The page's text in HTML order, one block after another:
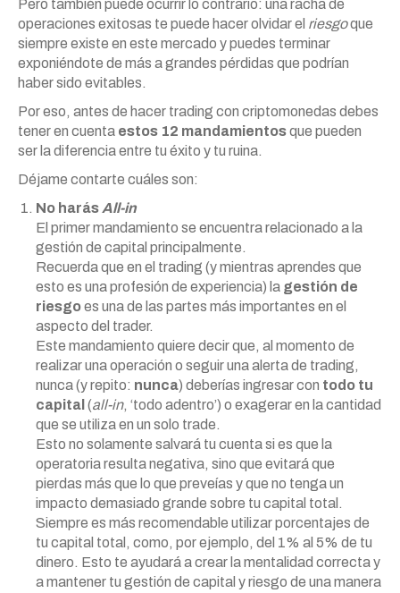
Pero también puede ocurrir lo contrario: una racha de
operaciones exitosas te puede hacer olvidar el riesgoque
siempre existe en este mercado y puedes terminar
exponiéndote de más a grandes pérdidas que podrían
haber sido evitables.
Por eso, antes de hacer trading con criptomonedas debes
tener en cuenta estos 12 mandamientosque pueden
ser la diferencia entre tu éxito y tu ruina.
Déjame contarte cuáles son:
No harás All-in
El primer mandamiento se encuentra relacionado a la
gestión de capital principalmente.
Recuerda que en el trading (y mientras aprendes que
esto es una profesión de experiencia) la gestión de
riesgoes una de las partes más importantes en el
aspecto del trader.
Este mandamiento quiere decir que, al momento de
realizar una operación o seguir una alerta de trading,
nunca (y repito: nunca) deberías ingresar con todo tu
capital (all-in, ‘todo adentro’) o exagerar en la cantidad
que se utiliza en un solo trade.
Esto no solamente salvará tu cuenta si es que la
operatoria resulta negativa, sino que evitará que
pierdas más que lo que preveías y que no tenga un
impacto demasiado grande sobre tu capital total.
Siempre es más recomendable utilizar porcentajes de
tu capital total, como, por ejemplo, del 1% al 5% de tu
dinero. Esto te ayudará a crear la mentalidad correcta y
a mantener tu gestión de capital y riesgo de una manera